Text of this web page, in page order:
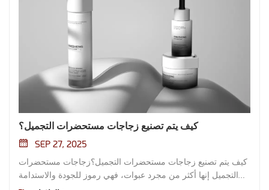
كيف يتم تصنيع زجاجات مستحضرات التجميل؟
SEP 27, 2025
كيف يتم تصنيع زجاجات مستحضرات التجميل؟زجاجات مستحضرات
التجميل إنها أكثر من مجرد عبوات، فهي رموز للجودة والاستدامة
وهوية العلامة التجارية. كل زجاجة عطر أنيقة أو عبوة متينة